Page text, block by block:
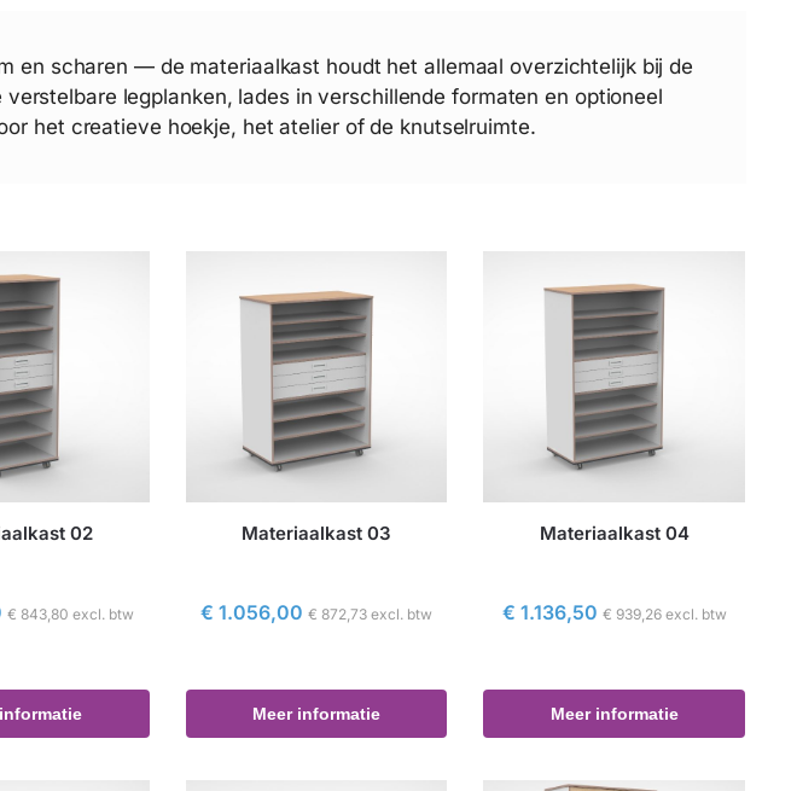
en scharen — de materiaalkast houdt het allemaal overzichtelijk bij de
legplanken, lades in verschillende formaten en optioneel
het creatieve hoekje, het atelier of de knutselruimte.
02
€ 843,80 excl. btw
Materiaalkast 03
€ 1.056,00 € 872,73excl. btw
Meer informatie
Materiaalkast 04
€ 1.136,50 € 939,26excl. btw
Meer informatie